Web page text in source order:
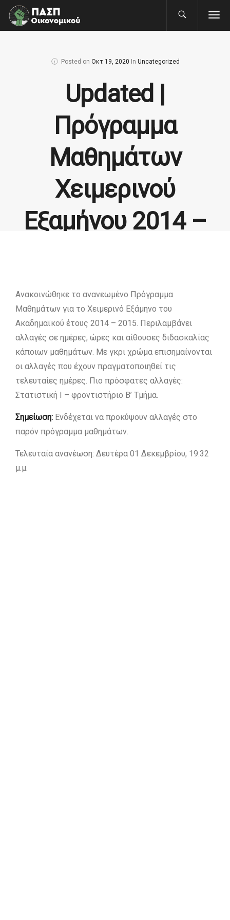
Posted on Οκτ 19, 2020 In Uncategorized
Updated |
Πρόγραμμα
Μαθημάτων
Χειμερινού
Εξαμήνου 2014 –
by admin
Ανακοινώθηκε το ανανεωμένο Πρόγραμμα
Μαθημάτων για το Χειμερινό Εξάμηνο του
Ακαδημαϊκού έτους 2014 – 2015. Περιλαμβάνει
αλλαγές σε ημέρες, ώρες και αίθουσες διδασκαλίας
κάποιων μαθημάτων. Με γκρι χρώμα επισημαίνονται
οι αλλαγές που έχουν πραγματοποιηθεί τις
τελευταίες ημέρες. Πιο πρόσφατες αλλαγές:
Στατιστική I – φροντιστήριο Β’ Τμήμα.
Σημείωση: Ενδέχεται να προκύψουν αλλαγές στο
παρόν πρόγραμμα μαθημάτων.
Τελευταία ανανέωση: Δευτέρα 01 Δεκεμβρίου, 19:32
μ.μ.